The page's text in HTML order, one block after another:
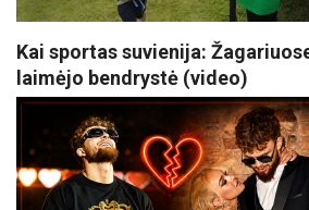
Kai sportas suvienija:
laimėjo bendrystė (video)